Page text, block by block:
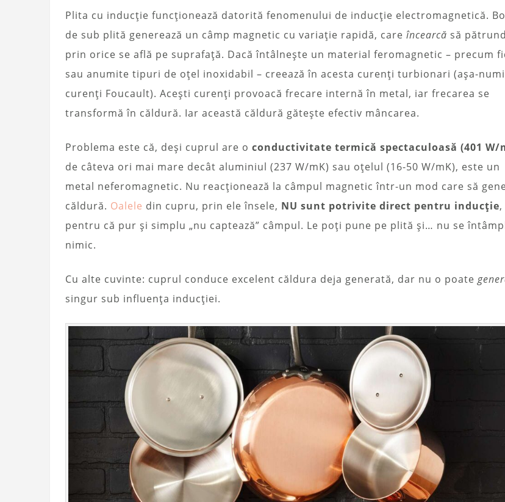
Plita cu inducție funcționează datorită fenomenului de inducție electromagnetică.
de sub plită generează un câmp magnetic cu variație rapidă, care încearcă să
prin orice se află pe suprafață. Dacă întâlnește un material feromagnetic – precum
sau anumite tipuri de oțel inoxidabil – creează în acesta curenți turbionari (așa-
curenți Foucault). Acești curenți provoacă frecare internă în metal, iar frecarea se
transformă în căldură. Iar această căldură gătește efectiv mâncarea.
Problema este că, deși cuprul are o conductivitate termică spectaculoasă (401 W/
de câteva ori mai mare decât aluminiul (237 W/mK) sau oțelul (16-50 W/mK), este un
metal neferomagnetic. Nu reacționează la câmpul magnetic într-un mod care să
căldură. Oalele din cupru, prin ele însele, NU sunt potrivite direct pentru inducție,
pentru că pur și simplu „nu captează” câmpul. Le poți pune pe plită și… nu se
nimic.
Cu alte cuvinte: cuprul conduce excelent căldura deja generată, dar nu o poate
singur sub influența inducției.